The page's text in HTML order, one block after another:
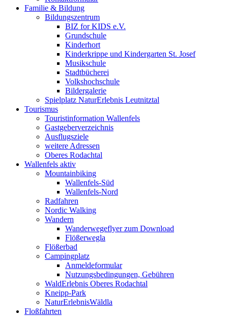
Familie & Bildung
Bildungszentrum
BIZ for KIDS e.V.
Grundschule
Kinderhort
Kinderkrippe und Kindergarten St. Josef
Musikschule
Stadtbücherei
Volkshochschule
Bildergalerie
Spielplatz NaturErlebnis Leutnitztal
Tourismus
Touristinformation Wallenfels
Gastgeberverzeichnis
Ausflugsziele
weitere Adressen
Oberes Rodachtal
Wallenfels aktiv
Mountainbiking
Wallenfels-Süd
Wallenfels-Nord
Radfahren
Nordic Walking
Wandern
Wanderwegeflyer zum Download
Flößerwegla
Flößerbad
Campingplatz
Anmeldeformular
Nutzungsbedingungen, Gebühren
WaldErlebnis Oberes Rodachtal
Kneipp-Park
NaturErlebnisWäldla
Floßfahrten